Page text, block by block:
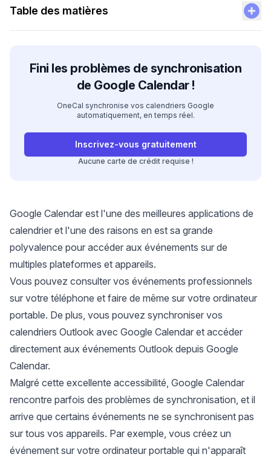
Table des matières
Fini les problèmes de synchronisation
de Google Calendar !
OneCal synchronise vos calendriers Google
automatiquement, en temps réel.
Inscrivez-vous gratuitement
Aucune carte de crédit requise !
Google Calendar est l'une des meilleures applications de
calendrier et l'une des raisons en est sa grande
polyvalence pour accéder aux événements sur de
multiples plateformes et appareils.
Vous pouvez consulter vos événements professionnels
sur votre téléphone et faire de même sur votre ordinateur
portable. De plus, vous pouvez synchroniser vos
calendriers Outlook avec Google Calendar et accéder
directement aux événements Outlook depuis Google
Calendar.
Malgré cette excellente accessibilité, Google Calendar
rencontre parfois des problèmes de synchronisation, et il
arrive que certains événements ne se synchronisent pas
sur tous vos appareils. Par exemple, vous créez un
événement sur votre ordinateur portable qui n'apparaît